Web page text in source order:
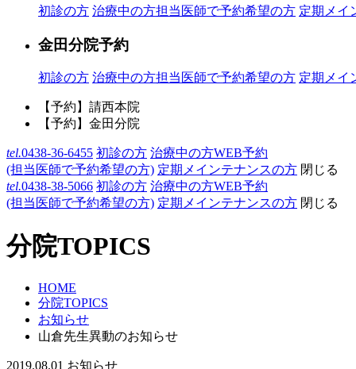
初診の方 治療中の方担当医師で予約希望の方 定期メイ
金田分院予約
初診の方 治療中の方担当医師で予約希望の方 定期メイ
【予約】請西本院
【予約】金田分院
tel.0438-36-6455 初診の方 治療中の方WEB予約
(担当医師で予約希望の方) 定期メインテナンスの方 閉じる
tel.0438-38-5066 初診の方 治療中の方WEB予約
(担当医師で予約希望の方) 定期メインテナンスの方 閉じる
分院TOPICS
HOME
分院TOPICS
お知らせ
山倉先生異動のお知らせ
2019.08.01 お知らせ